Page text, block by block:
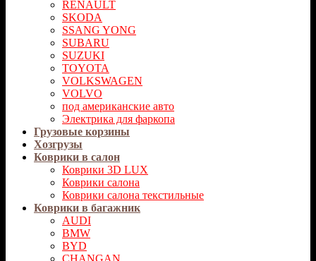
RENAULT
SKODA
SSANG YONG
SUBARU
SUZUKI
TOYOTA
VOLKSWAGEN
VOLVO
под американские авто
Электрика для фаркопа
Грузовые корзины
Хозгрузы
Коврики в салон
Коврики 3D LUX
Коврики салона
Коврики салона текстильные
Коврики в багажник
AUDI
BMW
BYD
CHANGAN